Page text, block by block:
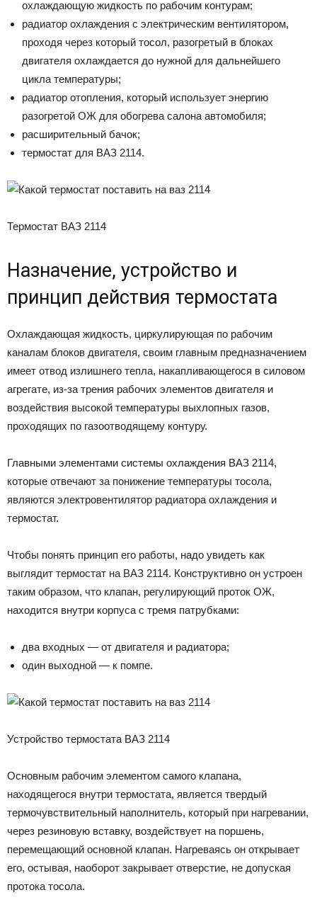
охлаждающую жидкость по рабочим контурам;
радиатор охлаждения с электрическим вентилятором,
проходя через который тосол, разогретый в блоках
двигателя охлаждается до нужной для дальнейшего
цикла температуры;
радиатор отопления, который использует энергию
разогретой ОЖ для обогрева салона автомобиля;
расширительный бачок;
термостат для ВАЗ 2114.
Термостат ВАЗ 2114
Назначение, устройство и
принцип действия термостата
Охлаждающая жидкость, циркулирующая по рабочим
каналам блоков двигателя, своим главным предназначением
имеет отвод излишнего тепла, накапливающегося в силовом
агрегате, из-за трения рабочих элементов двигателя и
воздействия высокой температуры выхлопных газов,
проходящих по газоотводящему контуру.
Главными элементами системы охлаждения ВАЗ 2114,
которые отвечают за понижение температуры тосола,
являются электровентилятор радиатора охлаждения и
термостат.
Чтобы понять принцип его работы, надо увидеть как
выглядит термостат на ВАЗ 2114. Конструктивно он устроен
таким образом, что клапан, регулирующий проток ОЖ,
находится внутри корпуса с тремя патрубками:
два входных — от двигателя и радиатора;
один выходной — к помпе.
Устройство термостата ВАЗ 2114
Основным рабочим элементом самого клапана,
находящегося внутри термостата, является твердый
термочувствительный наполнитель, который при нагревании,
через резиновую вставку, воздействует на поршень,
перемещающий основной клапан. Нагреваясь он открывает
его, остывая, наоборот закрывает отверстие, не допуская
протока тосола.